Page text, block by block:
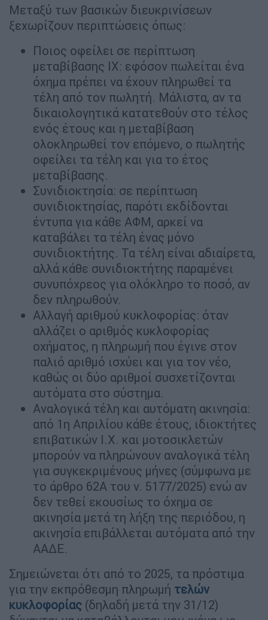
Μεταξύ των βασικών διευκρινίσεων
ξεχωρίζουν περιπτώσεις όπως:
Ποιος οφείλει σε περίπτωση
μεταβίβασης ΙΧ: εφόσον πωλείται ένα
όχημα πρέπει να έχουν πληρωθεί τα
τέλη από τον πωλητή. Μάλιστα, αν τα
δικαιολογητικά κατατεθούν στο τέλος
ενός έτους και η μεταβίβαση
ολοκληρωθεί τον επόμενο, ο πωλητής
οφείλει τα τέλη και για το έτος
μεταβίβασης.
Συνιδιοκτησία: σε περίπτωση
συνιδιοκτησίας, παρότι εκδίδονται
έντυπα για κάθε ΑΦΜ, αρκεί να
καταβάλει τα τέλη ένας μόνο
συνιδιοκτήτης. Τα τέλη είναι αδιαίρετα,
αλλά κάθε συνιδιοκτήτης παραμένει
συνυπόχρεος για ολόκληρο το ποσό, αν
δεν πληρωθούν.
Αλλαγή αριθμού κυκλοφορίας: όταν
αλλάζει ο αριθμός κυκλοφορίας
οχήματος, η πληρωμή που έγινε στον
παλιό αριθμό ισχύει και για τον νέο,
καθώς οι δύο αριθμοί συσχετίζονται
αυτόματα στο σύστημα.
Αναλογικά τέλη και αυτόματη ακινησία:
από 1η Απριλίου κάθε έτους, ιδιοκτήτες
επιβατικών Ι.Χ. και μοτοσικλετών
μπορούν να πληρώνουν αναλογικά τέλη
για συγκεκριμένους μήνες (σύμφωνα με
το άρθρο 62Α του ν. 5177/2025) ενώ αν
δεν τεθεί εκουσίως το όχημα σε
ακινησία μετά τη λήξη της περιόδου, η
ακινησία επιβάλλεται αυτόματα από την
ΑΑΔΕ.
Σημειώνεται ότι από το 2025, τα πρόστιμα
για την εκπρόθεσμη πληρωμή τελών
κυκλοφορίας (δηλαδή μετά την 31/12)